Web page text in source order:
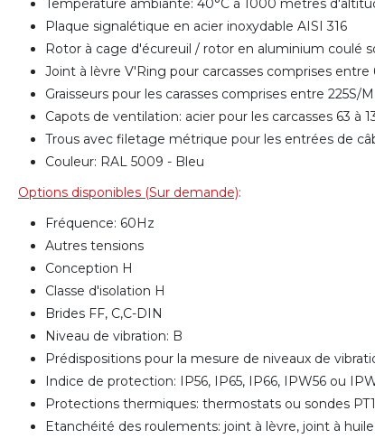
Température ambiante: 40°C à 1000 mètres
Plaque signalétique en acier inoxydable AISI 316
Rotor à cage d'écureuil / rotor en aluminium coulé
Joint à lèvre V'Ring pour carcasses comprises
Graisseurs pour les carasses comprises entre 225S/
Capots de ventilation: acier pour les carcasses 63 à
Trous avec filetage métrique pour les entrées de
Couleur: RAL 5009 - Bleu
Options disponibles (Sur demande):
Fréquence: 60Hz
Autres tensions
Conception H
Classe d'isolation H
Brides FF, C,C-DIN
Niveau de vibration: B
Prédispositions pour la mesure de niveaux de
Indice de protection: IP56, IP65, IP66, IPW56 ou
Protections thermiques: thermostats ou sondes
Etanchéité des roulements: joint à lèvre, joint à